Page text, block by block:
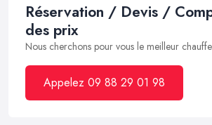
Réservation / Devis /
des prix
Nous cherchons pour vous le meilleur
Appelez 09 88 29 01 98